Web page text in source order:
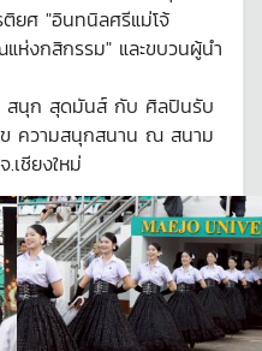
ยศ "อินทนิลศรีแม่โจ้
ห่งกสิกรรม" และขบวนผู้นำ
สนุก สุดมันส์ กับ ศิลปินรับ
ความสนุกสนาน ณ สนาม
เชียงใหม่